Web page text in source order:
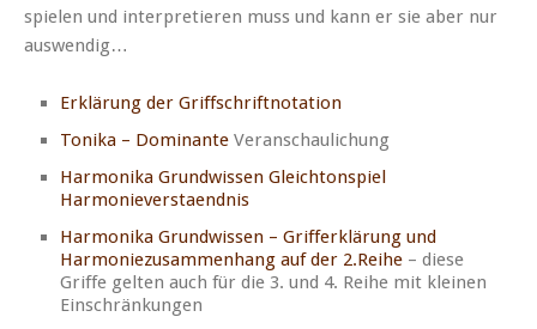
spielen und interpretieren muss und kann er sie aber nur
auswendig…
Erklärung der Griffschriftnotation
Tonika – Dominante Veranschaulichung
Harmonika Grundwissen Gleichtonspiel
Harmonieverstaendnis
Harmonika Grundwissen – Grifferklärung und
Harmoniezusammenhang auf der 2.Reihe – diese
Griffe gelten auch für die 3. und 4. Reihe mit kleinen
Einschränkungen